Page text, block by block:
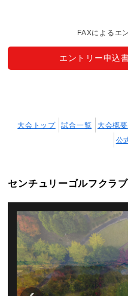
FAXによるエ
エントリー申込
大会トップ 試合一覧 大会概要
公
センチュリーゴルフクラ